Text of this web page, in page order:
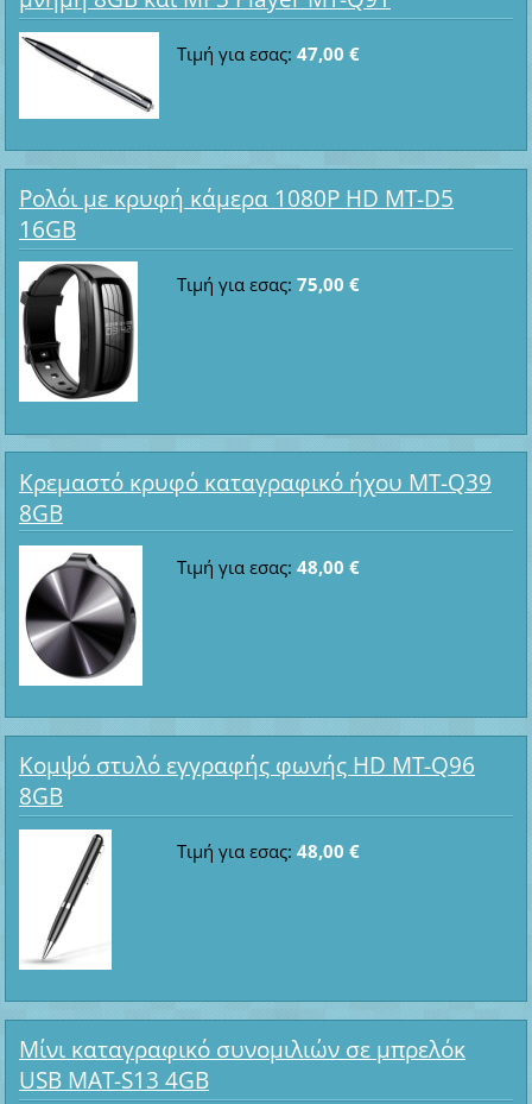
Τιμή για εσας: 47,00 €
Ρολόι με κρυφή κάμερα 1080P HD MT-D5
16GB
Τιμή για εσας: 75,00 €
Κρεμαστό κρυφό καταγραφικό ήχου MT-Q39
8GB
Τιμή για εσας: 48,00 €
Κομψό στυλό εγγραφής φωνής HD MT-Q96
8GB
Τιμή για εσας: 48,00 €
Μίνι καταγραφικό συνομιλιών σε μπρελόκ
USB MAT-S13 4GB